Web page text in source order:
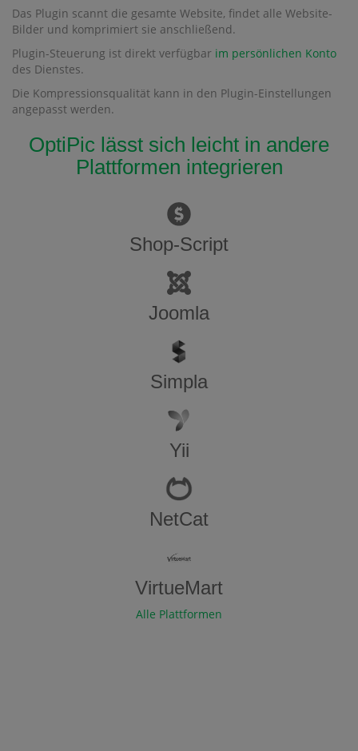
Das Plugin scannt die gesamte Website, findet alle Website-
Bilder und komprimiert sie anschließend.
Plugin-Steuerung ist direkt verfügbar im persönlichen Konto
des Dienstes.
Die Kompressionsqualität kann in den Plugin-Einstellungen
angepasst werden.
OptiPic lässt sich leicht in andere
Plattformen integrieren
Shop-Script
Joomla
Simpla
Yii
NetCat
VirtueMart
Alle Plattformen